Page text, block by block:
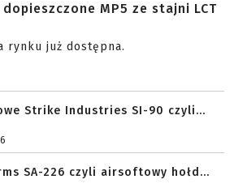
dopieszczone MP5 ze stajni LCT
rynku już dostępna.
Strike Industries SI-90 czyli...
SA-226 czyli airsoftowy hołd...